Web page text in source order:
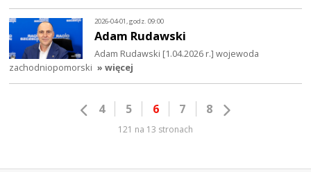
2026-04-01, godz. 09:00
Adam Rudawski
Adam Rudawski [1.04.2026 r.] wojewoda
zachodniopomorski » więcej
4 5 6 7 8
121 na 13 stronach